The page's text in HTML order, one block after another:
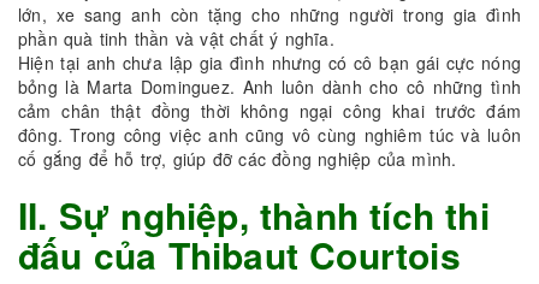
lớn, xe sang anh còn tặng cho những người trong gia đình
phần quà tinh thần và vật chất ý nghĩa.
Hiện tại anh chưa lập gia đình nhưng có cô bạn gái cực nóng
bỏng là Marta Dominguez. Anh luôn dành cho cô những tình
cảm chân thật đồng thời không ngại công khai trước đám
đông. Trong công việc anh cũng vô cùng nghiêm túc và luôn
cố gắng để hỗ trợ, giúp đỡ các đồng nghiệp của mình.
II. Sự nghiệp, thành tích thi
đấu của Thibaut Courtois